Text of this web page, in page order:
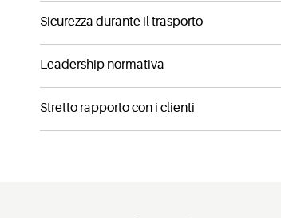
Sicurezza durante il trasporto
Leadership normativa
Stretto rapporto con i clienti